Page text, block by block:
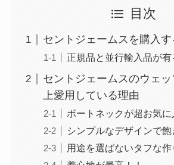
目次
セントジェームスを購入
正規品と並行輸入品が有
セントジェームスのウェ
上愛用している理由
ボートネックが超お気に
シンプルなデザインで
用途を選ばないタフな作